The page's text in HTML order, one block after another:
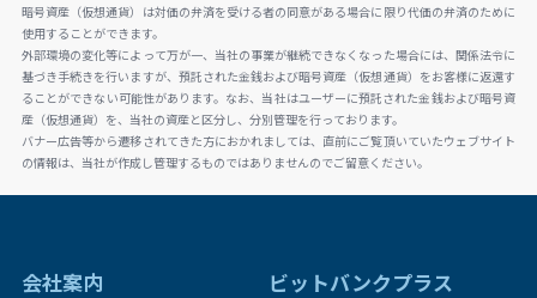
暗号資産（仮想通貨）は対価の弁済を受ける者の同意がある場合に限り代価の弁済のために
使用することができます。
外部環境の変化等によって万が一、当社の事業が継続できなくなった場合には、関係法令に
基づき手続きを行いますが、預託された金銭および暗号資産（仮想通貨）をお客様に返還す
ることができない可能性があります。なお、当社はユーザーに預託された金銭および暗号資
産（仮想通貨）を、当社の資産と区分し、分別管理を行っております。
バナー広告等から遷移されてきた方におかれましては、直前にご覧頂いていたウェブサイト
の情報は、当社が作成し管理するものではありませんのでご留意ください。
会社案内 ビットバンクプラス